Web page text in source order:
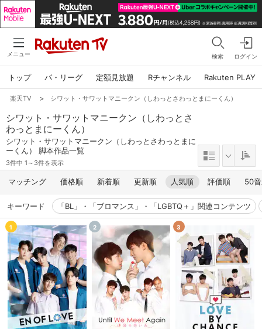
メニュー 検索 ログイン
トップ パ・リーグ 定額見放題 Rチャンネル Rakuten PLAY
楽天TV > シワット・サワットマニークン（しわっとさわっとまにーくん）
シワット・サワットマニークン（しわっとさ
わっとまにーくん）
シワット・サワットマニークン（しわっとさわっとまに
ーくん） 脚本作品一覧
3件中 1～3件を表示
マッチング 価格順 新着順 更新順 人気順 評価順 50
キーワード 「BL」・「ブロマンス」・「LGBTQ＋」関連コンテンツ
1 2 3